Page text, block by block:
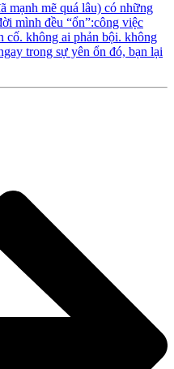
mạnh mẽ quá lâu) có những
mình đều “ổn”:công việc
cố. không ai phản bội. không
trong sự yên ổn đó, bạn lại